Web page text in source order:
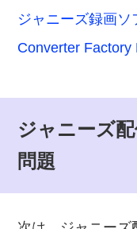
ジャニーズ録画
Converter Factory
ジャニーズ
問題